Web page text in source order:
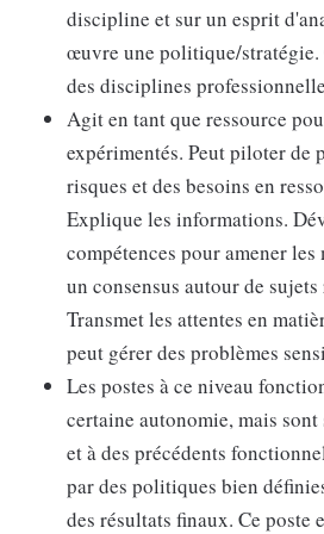
discipline et sur un esprit
œuvre une politique/stratégie.
des disciplines
Agit en tant que ressource
expérimentés. Peut piloter de
risques et des besoins en
Explique les informations.
compétences pour amener
un consensus autour de
Transmet les attentes en
peut gérer des problèmes
Les postes à ce niveau
certaine autonomie, mais
et à des précédents
par des politiques bien
des résultats finaux. Ce poste